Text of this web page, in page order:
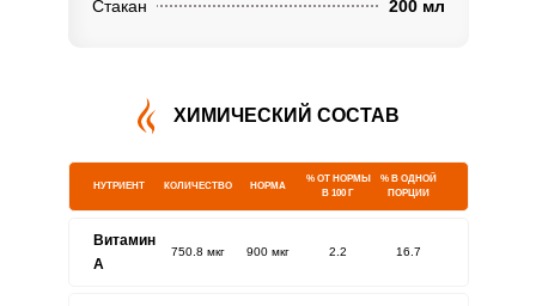
Стакан 200 мл
ХИМИЧЕСКИЙ СОСТАВ
НУТРИЕНТ КОЛИЧЕСТВО НОРМА
% ОТ НОРМЫ
В 100 Г
% В ОДНОЙ
ПОРЦИИ
Витамин
A
750.8 мкг 900 мкг 2.2 16.7